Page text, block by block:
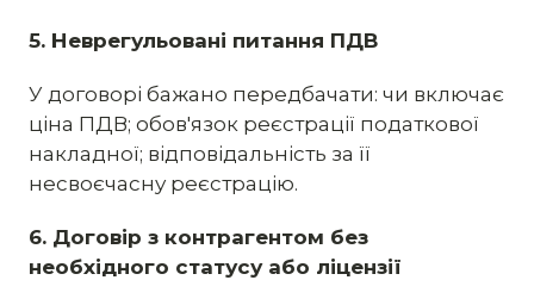
5. Неврегульовані питання ПДВ
У договорі бажано передбачати: чи включає
ціна ПДВ; обов'язок реєстрації податкової
накладної; відповідальність за її
несвоєчасну реєстрацію.
6. Договір з контрагентом без
необхідного статусу або ліцензії